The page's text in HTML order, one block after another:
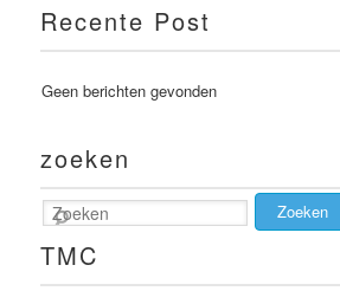
Recente Post
Geen berichten gevonden
zoeken
Zoeken
TMC